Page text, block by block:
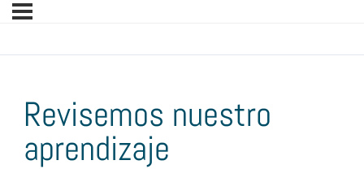
Revisemos nuestro
aprendizaje